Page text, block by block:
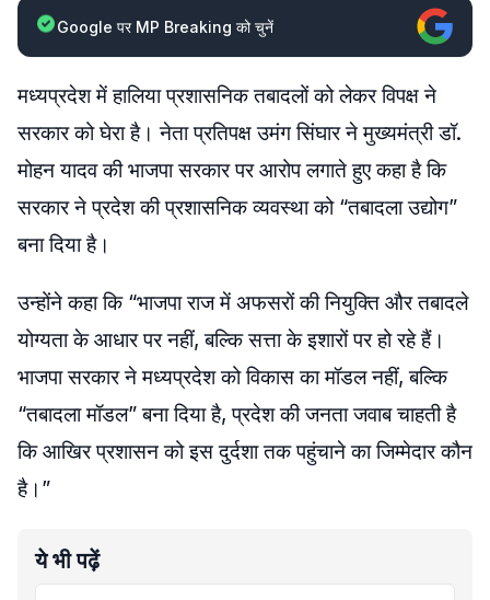
Google पर MP Breaking को चुनें
मध्यप्रदेश में हालिया प्रशासनिक तबादलों को लेकर विपक्ष ने
सरकार को घेरा है। नेता प्रतिपक्ष उमंग सिंघार ने मुख्यमंत्री डॉ.
मोहन यादव की भाजपा सरकार पर आरोप लगाते हुए कहा है कि
सरकार ने प्रदेश की प्रशासनिक व्यवस्था को “तबादला उद्योग”
बना दिया है।
उन्होंने कहा कि “भाजपा राज में अफसरों की नियुक्ति और तबादले
योग्यता के आधार पर नहीं, बल्कि सत्ता के इशारों पर हो रहे हैं।
भाजपा सरकार ने मध्यप्रदेश को विकास का मॉडल नहीं, बल्कि
“तबादला मॉडल” बना दिया है, प्रदेश की जनता जवाब चाहती है
कि आखिर प्रशासन को इस दुर्दशा तक पहुंचाने का जिम्मेदार कौन
है।”
ये भी पढ़ें